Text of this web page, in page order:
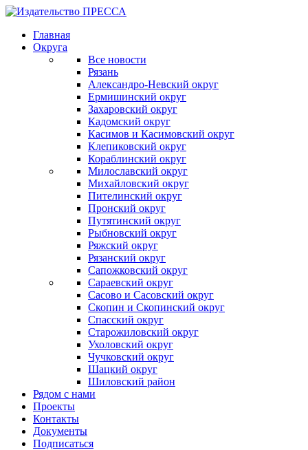
Главная
Округа
Все новости
Рязань
Александро-Невский округ
Ермишинский округ
Захаровский округ
Кадомский округ
Касимов и Касимовский округ
Клепиковский округ
Кораблинский округ
Милославский округ
Михайловский округ
Пителинский округ
Пронский округ
Путятинский округ
Рыбновский округ
Ряжский округ
Рязанский округ
Сапожковский округ
Сараевский округ
Сасово и Сасовский округ
Скопин и Скопинский округ
Спасский округ
Старожиловский округ
Ухоловский округ
Чучковский округ
Шацкий округ
Шиловский район
Рядом с нами
Проекты
Контакты
Документы
Подписаться